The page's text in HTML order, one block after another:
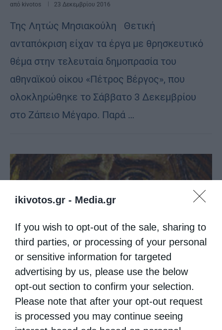
ikivotos.gr - Media.gr
If you wish to opt-out of the sale, sharing to
third parties, or processing of your personal
or sensitive information for targeted
advertising by us, please use the below
opt-out section to confirm your selection.
Please note that after your opt-out request
is processed you may continue seeing
από kivotos 23 Δεκεμβρίου 2016
Της Λητώς Μησιακούλη Θετική
ανταπόκριση είχαν τα έργα με θρησκευτικό
θέμα στην τελευταία δημοπρασία του
αθηναϊκού οίκου «Πέτρος Βέργος», που
ολοκληρώθηκε το Σάββατο 3 Δεκεμβρίου
στο Ζάπειο Μέγαρο. Παρά …
Τέχνη (αγιογραφία, μουσική, βιβλίο)